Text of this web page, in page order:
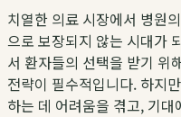
치열한 의료 시장에서 병원
으로 보장되지 않는 시대가
서 환자들의 선택을 받기 위
전략이 필수적입니다. 하지
하는 데 어려움을 겪고, 기대